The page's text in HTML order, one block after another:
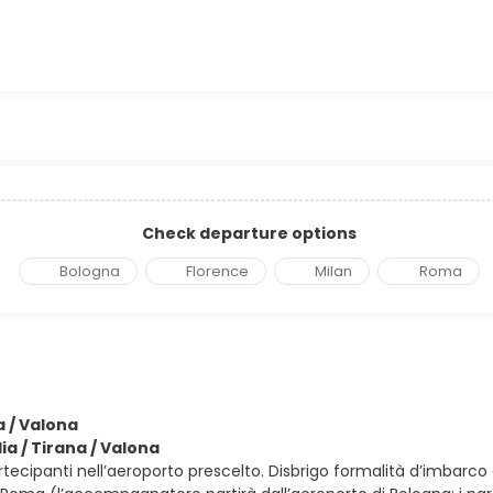
Check departure options
Bologna Florence Milan Roma
/ Valona
/ Tirana / Valona
nell’aeroporto prescelto. Disbrigo formalità